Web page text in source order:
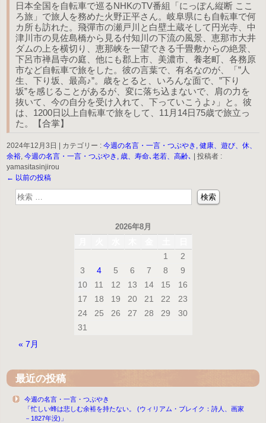
日本全国を自転車で巡るNHKのTV番組「にっぽん縦断 ここ
ろ旅」で旅人を務めた火野正平さん。岐阜県にも自転車で何
カ所も訪れた。飛彈市の瀬戸川と白壁土蔵そして円光寺、中
津川市の見佐島橋から見る付知川の下流の風景、恵那市大井
ダムの上を横切り、恵那峡を一望できる千畳敷からの絶景、
下呂市禅昌寺の庭、他にも郡上市、美濃市、養老町、各務原
市など自転車で旅をした。彼の言葉で、有名なのが、「”人
生、下り坂、最高♪”。歳をとると、いろんな面で、”下り
坂”を感じることがあるが、変に落ち込まないで、肩の力を
抜いて、今の自分を受け入れて、下っていこうよ♪」と。彼
は、1200日以上自転車で旅をして、11月14日75歳で旅立っ
た。【合掌】
2024年12月3日 カテゴリー : 今週の名言・一言・つぶやき, 健康、遊び、休、
余裕, 今週の名言・一言・つぶやき, 歳、寿命､老若、高齢､
投稿者 :
yamasitasinjirou
投
← 以前の投稿
2026年8月
1
2
3
4 5 6 7 8
9
10
11 12 13 14 15
16
17
18 19 20 21 22
23
24
25 26 27 28 29
30
31
« 7月
最近の投稿
今週の名言・一言・つぶやき
「忙しい蜂は悲しむ余裕を持たない。 (ウィリアム・ブレイク：詩人、画家
－1827年没)」